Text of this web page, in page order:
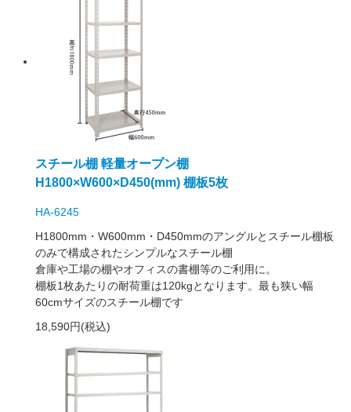
スチール棚 軽量オープン棚
H1800×W600×D450(mm) 棚板5枚
HA-6245
H1800mm・W600mm・D450mmのアングルとスチール棚板
のみで構成されたシンプルなスチール棚
倉庫や工場の棚やオフィスの書棚等のご利用に。
棚板1枚あたりの耐荷重は120kgとなります。最も狭い幅
60cmサイズのスチール棚です
18,590円(税込)